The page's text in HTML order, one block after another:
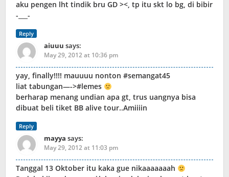
aku pengen lht tindik bru GD ><, tp itu skt lo bg, di bibir
-___-
Reply
aiuuu says:
May 29, 2012 at 10:36 pm
yay, finally!!!! mauuuu nonton #semangat45
liat tabungan—->#lemes
berharap menang undian apa gt, trus uangnya bisa
dibuat beli tiket BB alive tour..Amiiiin
Reply
mayya says:
May 29, 2012 at 11:03 pm
Tanggal 13 Oktober itu kaka gue nikaaaaaaah